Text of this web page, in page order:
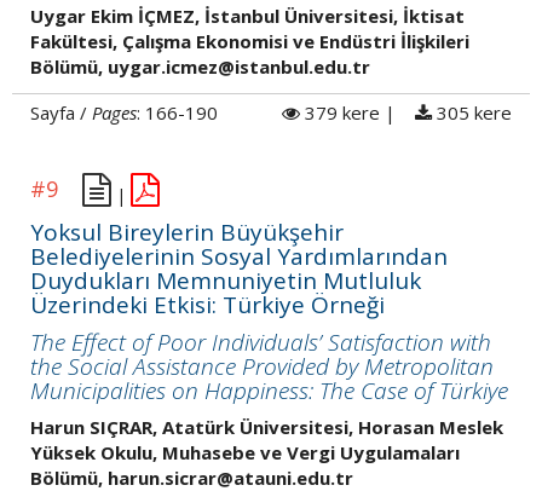
Uygar Ekim İÇMEZ, İstanbul Üniversitesi, İktisat
Fakültesi, Çalışma Ekonomisi ve Endüstri İlişkileri
Bölümü, uygar.icmez@istanbul.edu.tr
Sayfa / Pages: 166-190 379 kere | 305 kere
#9 |
Yoksul Bireylerin Büyükşehir
Belediyelerinin Sosyal Yardımlarından
Duydukları Memnuniyetin Mutluluk
Üzerindeki Etkisi: Türkiye Örneği
The Effect of Poor Individuals’ Satisfaction with
the Social Assistance Provided by Metropolitan
Municipalities on Happiness: The Case of Türkiye
Harun SIÇRAR, Atatürk Üniversitesi, Horasan Meslek
Yüksek Okulu, Muhasebe ve Vergi Uygulamaları
Bölümü, harun.sicrar@atauni.edu.tr